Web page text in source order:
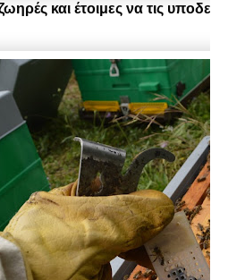
και έτοιμες να τις